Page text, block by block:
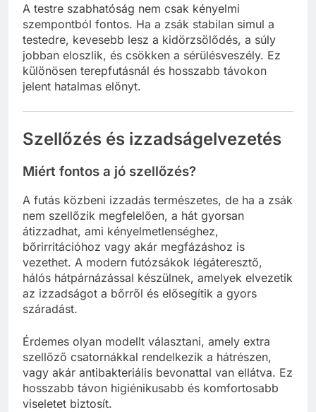
A testre szabhatóság nem csak kényelmi
szempontból fontos. Ha a zsák stabilan simul a
testedre, kevesebb lesz a kidörzsölődés, a súly
jobban eloszlik, és csökken a sérülésveszély. Ez
különösen terepfutásnál és hosszabb távokon
jelent hatalmas előnyt.
Szellőzés és izzadságelvezetés
Miért fontos a jó szellőzés?
A futás közbeni izzadás természetes, de ha a zsák
nem szellőzik megfelelően, a hát gyorsan
átizzadhat, ami kényelmetlenséghez,
bőrirritációhoz vagy akár megfázáshoz is
vezethet. A modern futózsákok légáteresztő,
hálós hátpárnázással készülnek, amelyek elvezetik
az izzadságot a bőrről és elősegítik a gyors
száradást.
Érdemes olyan modellt választani, amely extra
szellőző csatornákkal rendelkezik a hátrészen,
vagy akár antibakteriális bevonattal van ellátva. Ez
hosszabb távon higiénikusabb és komfortosabb
viseletet biztosít.